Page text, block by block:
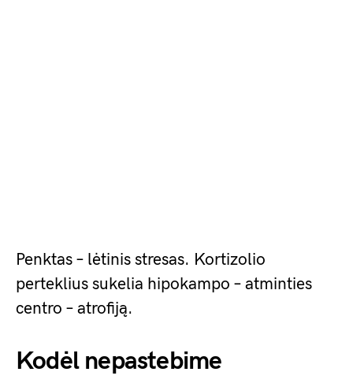
Penktas – lėtinis stresas. Kortizolio
perteklius sukelia hipokampo – atminties
centro – atrofiją.
Kodėl nepastebime